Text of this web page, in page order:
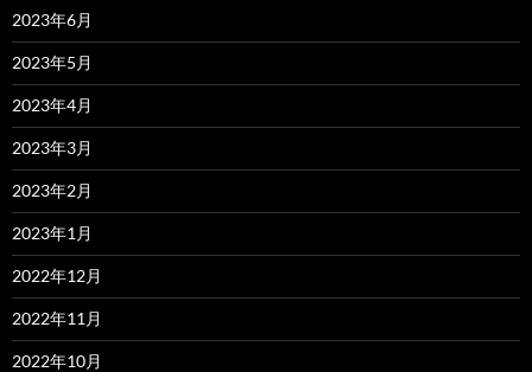
2023年6月
2023年5月
2023年4月
2023年3月
2023年2月
2023年1月
2022年12月
2022年11月
2022年10月